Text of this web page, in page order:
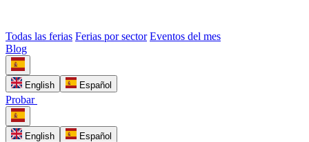
Todas las ferias Ferias por sector Eventos del mes
Blog
English Español
Probar
English Español